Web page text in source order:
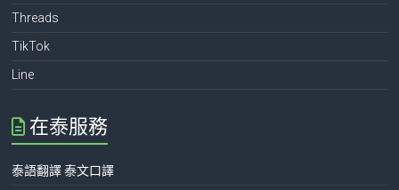
Threads
TikTok
Line
在泰服務
泰語翻譯 泰文口譯